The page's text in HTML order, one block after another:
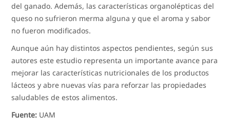
del ganado. Además, las características organolépticas del
queso no sufrieron merma alguna y que el aroma y sabor
no fueron modificados.
Aunque aún hay distintos aspectos pendientes, según sus
autores este estudio representa un importante avance para
mejorar las características nutricionales de los productos
lácteos y abre nuevas vías para reforzar las propiedades
saludables de estos alimentos.
Fuente: UAM